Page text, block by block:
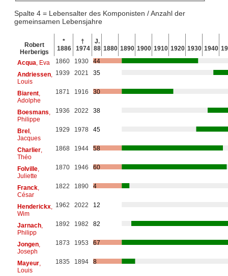
Spalte 4 = Lebensalter des Komponisten / Anzahl der
gemeinsamen Lebensjahre
Robert
Herberigs
*
1886
†
1974
J.
88 1880 1890 1900 1910 1920 1930 1940
Acqua , Eva 1860 1930
44
Andriessen,
Louis
1939 2021 35
Biarent,
Adolphe
1871 1916 30
Boesmans
Philippe
1936 2022 38
Brel,
Jacques
1929 1978 45
Charlier,
Théo
1868 1944 58
Folville,
Juliette
1870 1946 60
Franck,
César
1822 1890 4
Henderickx,
Wim
1962 2022 12
Jarnach,
Philipp
1892 1982 82
Jongen,
Joseph
1873 1953 67
Mayeur,
Louis
1835 1894 8